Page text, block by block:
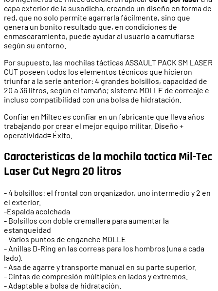
capa exterior de la susodicha, creando un diseño en forma de
red, que no solo permite agarrarla fácilmente, sino que
genera un bonito resultado que, en condiciones de
enmascaramiento, puede ayudar al usuario a camuflarse
según su entorno.
Por supuesto, las mochilas tácticas ASSAULT PACK SM LASER
CUT poseen todos los elementos técnicos que hicieron
triunfar a la serie anterior: 4 grandes bolsillos, capacidad de
20 a 36 litros, según el tamaño; sistema MOLLE de correaje e
incluso compatibilidad con una bolsa de hidratación.
Confiar en Miltec es confiar en un fabricante que lleva años
trabajando por crear el mejor equipo militar. Diseño +
operatividad= Éxito.
Caracteristicas de la mochila tactica Mil-Tec
Laser Cut Negra 20 litros
- 4 bolsillos: el frontal con organizador, uno intermedio y 2 en
el exterior.
-Espalda acolchada
- Bolsillos con doble cremallera para aumentar la
estanqueidad
- Varios puntos de enganche MOLLE
- Anillas D-Ring en las correas para los hombros (una a cada
lado).
- Asa de agarre y transporte manual en su parte superior.
- Cintas de compresión múltiples en lados y extremos.
- Adaptable a bolsa de hidratación.